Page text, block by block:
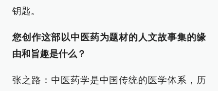
钥匙。
您创作这部以中医药为题材的人文故事集的缘
由和旨趣是什么？
张之路：中医药学是中国传统的医学体系，历